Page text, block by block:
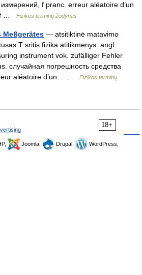
измерений, f pranc. erreur aléatoire d’un
f …
Fizikos terminų žodynas
Meßgerätes — atsitiktinė matavimo
T sritis fizika atitikmenys: angl.
instrument vok. zufälliger Fehler
случайная погрешность средства
aléatoire d’un… …
Fizikos terminų
18+
Joomla, Drupal,
WordPress,